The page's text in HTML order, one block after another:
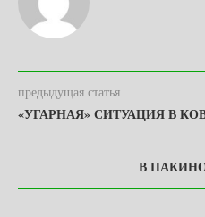
предыдущая статья
«УГАРНАЯ» СИТУАЦИЯ В
В